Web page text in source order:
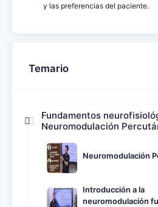
y las preferencias del paciente.
Temario
Fundamentos
Neuromodulación
Neuromodulación
Introducción a la
neuromodulación